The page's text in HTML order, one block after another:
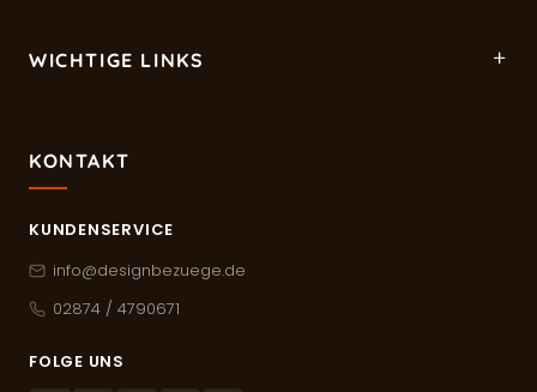
WICHTIGE LINKS
KONTAKT
KUNDENSERVICE
info@designbezuege.de
02874 / 4790671
FOLGE UNS